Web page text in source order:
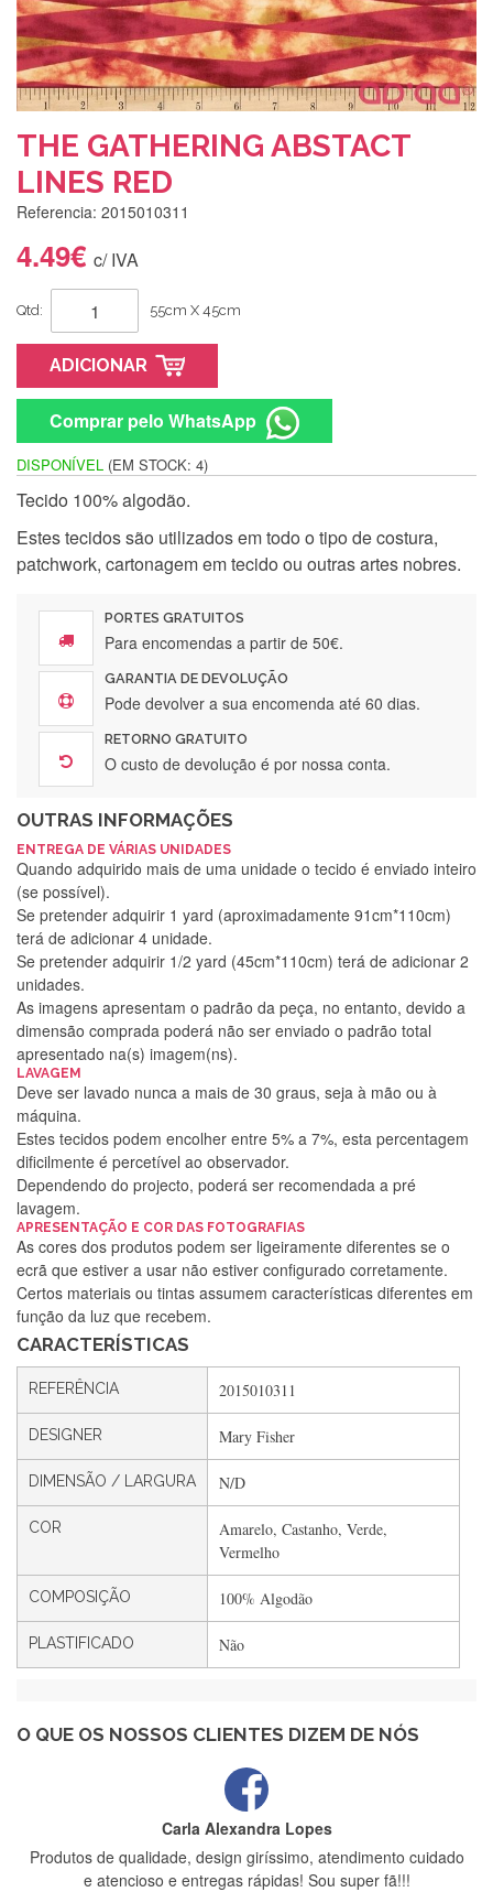
THE GATHERING ABSTACT
LINES RED
Referencia: 2015010311
4.49€ c/ IVA
Qtd: 55cm X 45cm
ADICIONAR
Comprar pelo WhatsApp
DISPONÍVEL (EM STOCK: 4)
Tecido 100% algodão.
Estes tecidos são utilizados em todo o tipo de costura,
patchwork, cartonagem em tecido ou outras artes nobres.
PORTES GRATUITOS
Para encomendas a partir de 50€.
GARANTIA DE DEVOLUÇÃO
Pode devolver a sua encomenda até 60 dias.
RETORNO GRATUITO
O custo de devolução é por nossa conta.
OUTRAS INFORMAÇÕES
ENTREGA DE VÁRIAS UNIDADES
Quando adquirido mais de uma unidade o tecido é enviado inteiro
(se possível).
Se pretender adquirir 1 yard (aproximadamente 91cm*110cm)
terá de adicionar 4 unidade.
Se pretender adquirir 1/2 yard (45cm*110cm) terá de adicionar 2
unidades.
As imagens apresentam o padrão da peça, no entanto, devido a
dimensão comprada poderá não ser enviado o padrão total
apresentado na(s) imagem(ns).
LAVAGEM
Deve ser lavado nunca a mais de 30 graus, seja à mão ou à
máquina.
Estes tecidos podem encolher entre 5% a 7%, esta percentagem
dificilmente é percetível ao observador.
Dependendo do projecto, poderá ser recomendada a pré
lavagem.
APRESENTAÇÃO E COR DAS FOTOGRAFIAS
As cores dos produtos podem ser ligeiramente diferentes se o
ecrã que estiver a usar não estiver configurado corretamente.
Certos materiais ou tintas assumem características diferentes em
função da luz que recebem.
CARACTERÍSTICAS
REFERÊNCIA 2015010311
DESIGNER Mary Fisher
DIMENSÃO / LARGURA N/D
COR
Amarelo, Castanho, Verde,
Vermelho
COMPOSIÇÃO 100% Algodão
PLASTIFICADO Não
O QUE OS NOSSOS CLIENTES DIZEM DE NÓS
Silvia Lopes
Encomenda direitinha. Rapidez e segurança. Volto a
encomendar.
Silvia André
Gostei ,Serviço bastante rápido. recomendo
Filipa Freire
Rápido, atendimento 5*. Hoje chegará a segunda encomenda
feita de muitas certamente❤️
estrelas
Carla Alexandra Lopes
Produtos de qualidade, design giríssimo, atendimento cuidado
e atencioso e entregas rápidas! Sou super fã!!!